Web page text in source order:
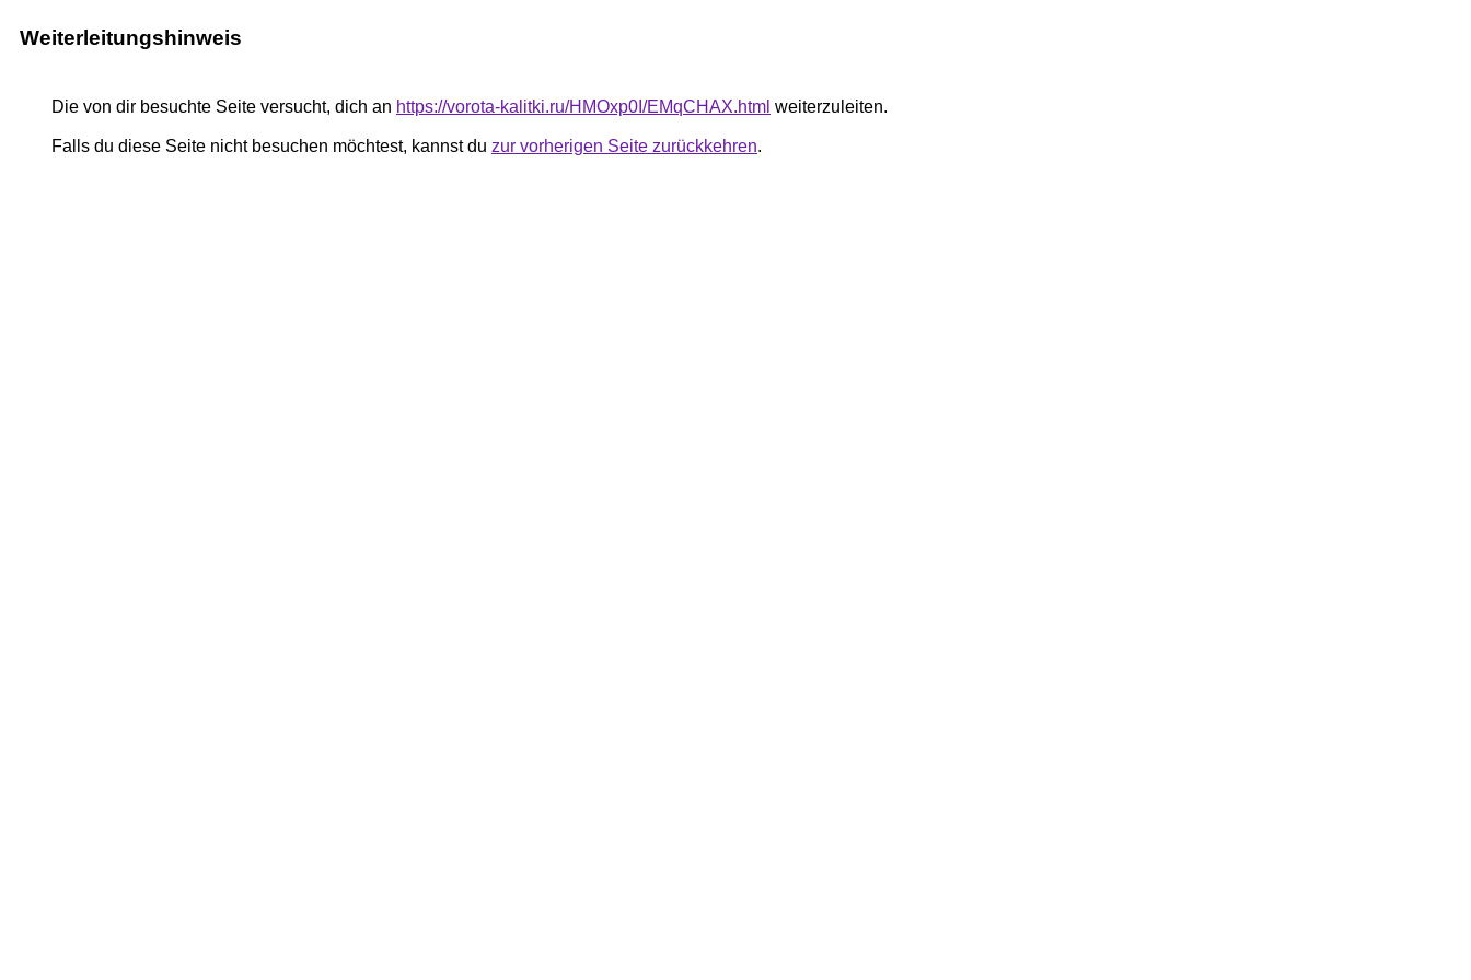
Weiterleitungshinweis
Die von dir besuchte Seite versucht, dich an https://vorota-kalitki.ru/HMOxp0I/EMqCHAX.html weiterzuleiten.
Falls du diese Seite nicht besuchen möchtest, kannst du zur vorherigen Seite zurückkehren.